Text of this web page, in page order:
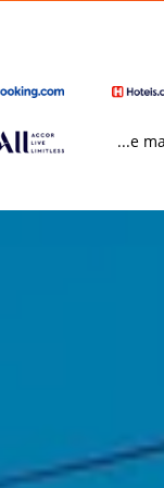
...e